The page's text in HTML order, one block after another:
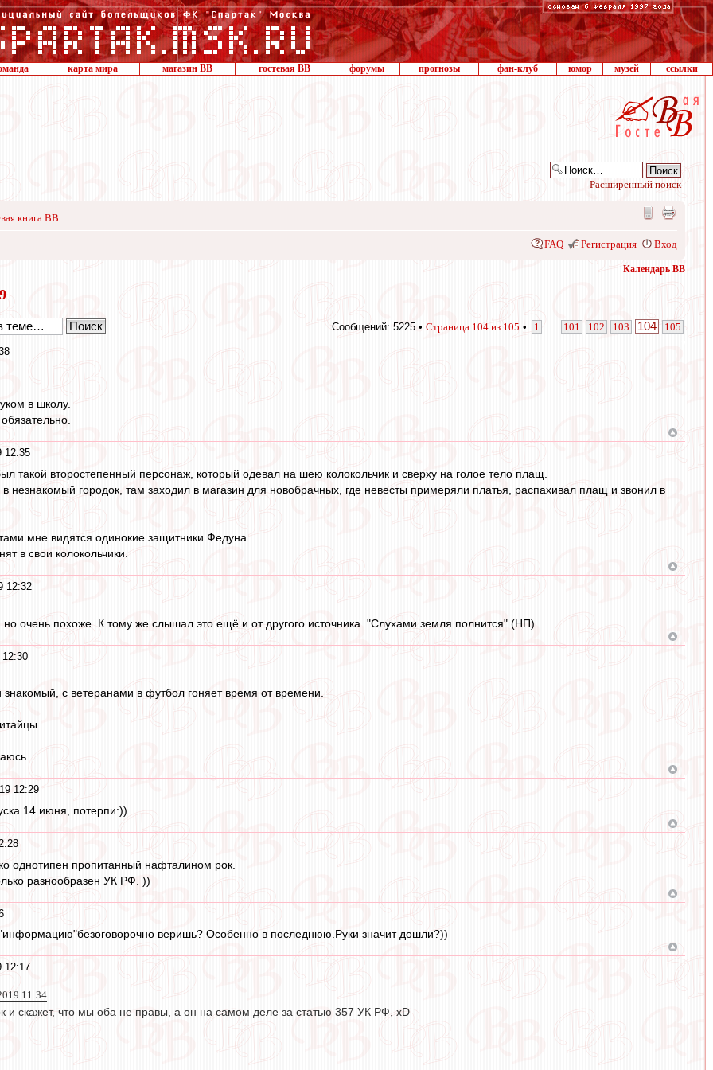
карта мира магазин ВВ гостевая ВВ форумы прогнозы фан-клуб юмор музей ссылки
Расширенный поиск
книга ВВ
FAQ Регистрация Вход
Календарь ВВ
Сообщений: 5225 • Страница 104 из 105 • 1 101 102 103 104 105
в школу.
12:35
такой второстепенный персонаж, который одевал на шею колокольчик и сверху на голое тело плащ.
незнакомый городок, там заходил в магазин для новобрачных, где невесты примеряли платья, распахивал плащ и звонил в
мне видятся одинокие защитники Федуна.
в свои колокольчики.
12:32
очень похоже. К тому же слышал это ещё и от другого источника. "Слухами земля полнится" (НП)...
знакомый, с ветеранами в футбол гоняет время от времени.
12:29
14 июня, потерпи:))
однотипен пропитанный нафталином рок.
разнообразен УК РФ. ))
веришь? Особенно в последнюю.Руки значит дошли?))
12:17
11:34
и скажет, что мы оба не правы, а он на самом деле за статью 357 УК РФ, xD